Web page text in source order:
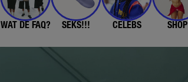
WAT DE FAQ? SEKS!!! CELEBS SHOP